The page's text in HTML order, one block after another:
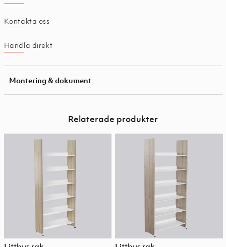
Kontakta oss
Handla direkt
Montering & dokument
Relaterade produkter